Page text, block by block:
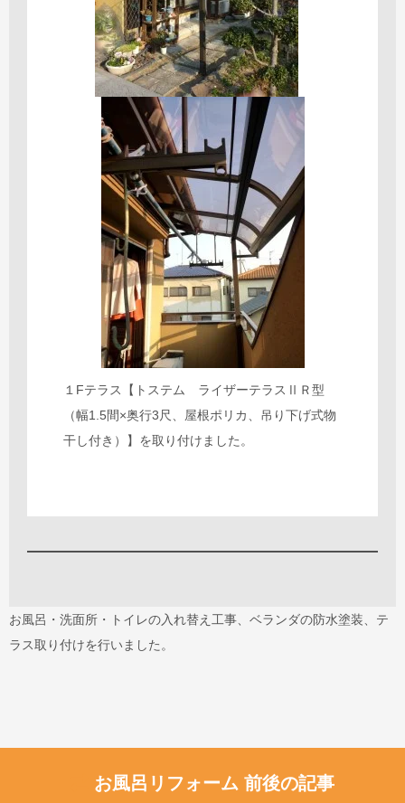
１Fテラス【トステム ライザーテラスⅡＲ型
（幅1.5間×奥行3尺、屋根ポリカ、吊り下げ式物
干し付き）】を取り付けました。
お風呂・洗面所・トイレの入れ替え工事、ベランダの防水塗装、テ
ラス取り付けを行いました。
お風呂リフォーム 前後の記事